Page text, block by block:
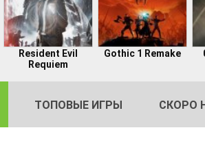
Resident Evil
Requiem
Gothic 1 Remake
ТОПОВЫЕ ИГРЫ СКОРО